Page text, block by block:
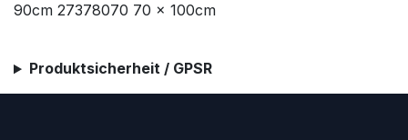
90cm 27378070 70 x 100cm
Produktsicherheit / GPSR